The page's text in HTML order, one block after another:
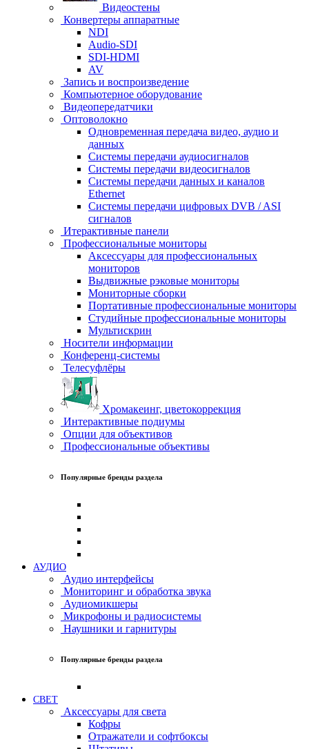
Видеостены
Конвертеры аппаратные
NDI
Audio-SDI
SDI-HDMI
AV
Запись и воспроизведение
Компьютерное оборудование
Видеопередатчики
Оптоволокно
Одновременная передача видео, аудио и
данных
Системы передачи аудиосигналов
Системы передачи видеосигналов
Системы передачи данных и каналов
Ethernet
Системы передачи цифровых DVB / ASI
сигналов
Итерактивные панели
Профессиональные мониторы
Аксессуары для профессиональных
мониторов
Выдвижные рэковые мониторы
Мониторные сборки
Портативные профессиональные мониторы
Студийные профессиональные мониторы
Мультискрин
Носители информации
Конференц-системы
Телесуфлёры
Хромакеинг, цветокоррекция
Интерактивные подиумы
Опции для объективов
Профессиональные объективы
Популярные бренды раздела
АУДИО
Аудио интерфейсы
Мониторинг и обработка звука
Аудиомикшеры
Микрофоны и радиосистемы
Наушники и гарнитуры
Популярные бренды раздела
СВЕТ
Аксессуары для света
Кофры
Отражатели и софтбоксы